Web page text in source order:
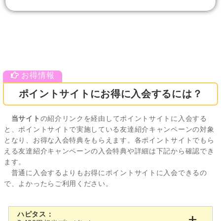
ポイントサイトにお得に入会するには？
当サイト の紹介リンクを経由してポイントサイトに入会する
と、ポイントサイトで実施している友達紹介キャンペーンの対象
となり、お得な入会特典をもらえます。各ポイントサイトでもら
える友達紹介キャンペーンの入会特典や詳細は下記から確認でき
ます。
普通に入会するよりもお得にポイントサイトに入会できるの
で、よかったらご利用ください。
ハピタス：